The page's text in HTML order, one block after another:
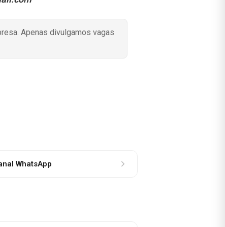
Apenas divulgamos vagas
WhatsApp